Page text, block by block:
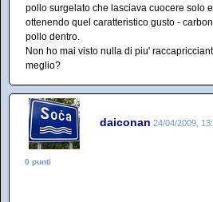
pollo surgelato che lasciava cuocere solo
ottenendo quel caratteristico gusto -
pollo dentro.
Non ho mai visto nulla di piu'
meglio?
daiconan 24/04/2009,
0 punti